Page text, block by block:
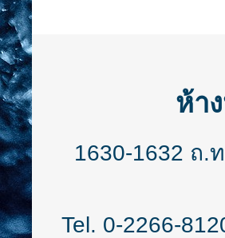
ห้า
1630-1632 ถ.
Tel. 0-2266-